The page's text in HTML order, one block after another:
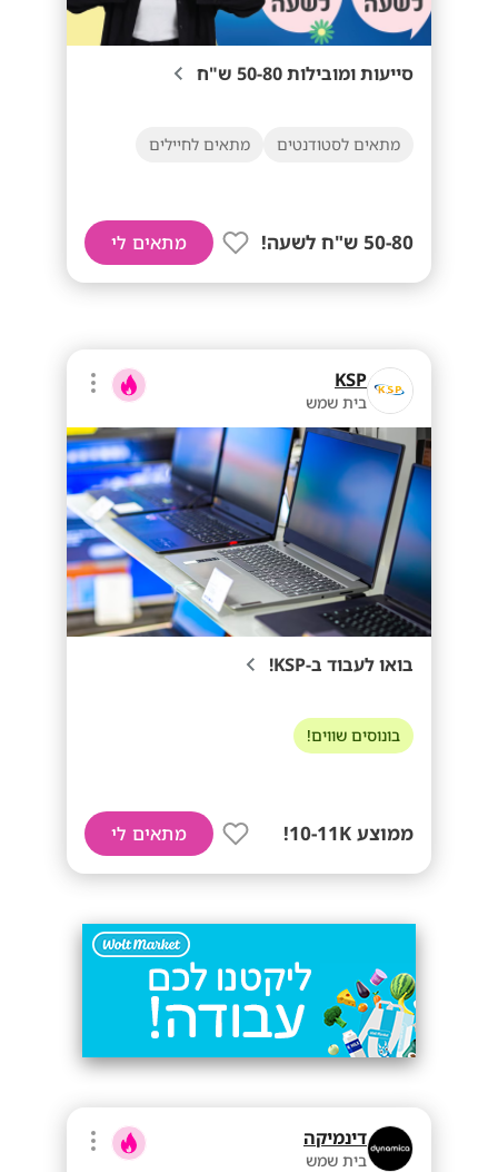
סייעות ומובילות 50-80 ש"ח
מתאים לסטודנטים מתאים לחיילים
50-80 ש"ח לשעה! מתאים לי
KSP
בית שמש
בואו לעבוד ב-KSP!
בונוסים שווים!
ממוצע 10-11K! מתאים לי
דינמיקה
בית שמש